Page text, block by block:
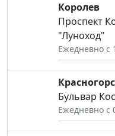
Королев
Проспект
"Луноход"
Ежедневно с
Бульвар
Ежедневно с